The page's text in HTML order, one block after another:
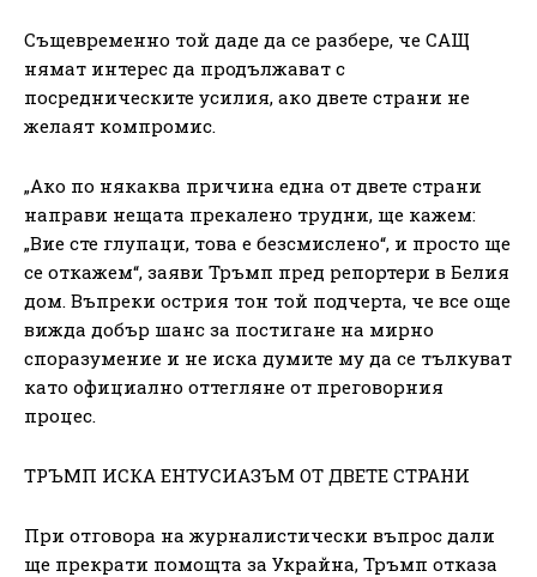
Същевременно той даде да се разбере, че САЩ
нямат интерес да продължават с
посредническите усилия, ако двете страни не
желаят компромис.
„Ако по някаква причина една от двете страни
направи нещата прекалено трудни, ще кажем:
„Вие сте глупаци, това е безсмислено“, и просто ще
се откажем“, заяви Тръмп пред репортери в Белия
дом. Въпреки острия тон той подчерта, че все още
вижда добър шанс за постигане на мирно
споразумение и не иска думите му да се тълкуват
като официално оттегляне от преговорния
процес.
ТРЪМП ИСКА ЕНТУСИАЗЪМ ОТ ДВЕТЕ СТРАНИ
При отговора на журналистически въпрос дали
ще прекрати помощта за Украйна, Тръмп отказа